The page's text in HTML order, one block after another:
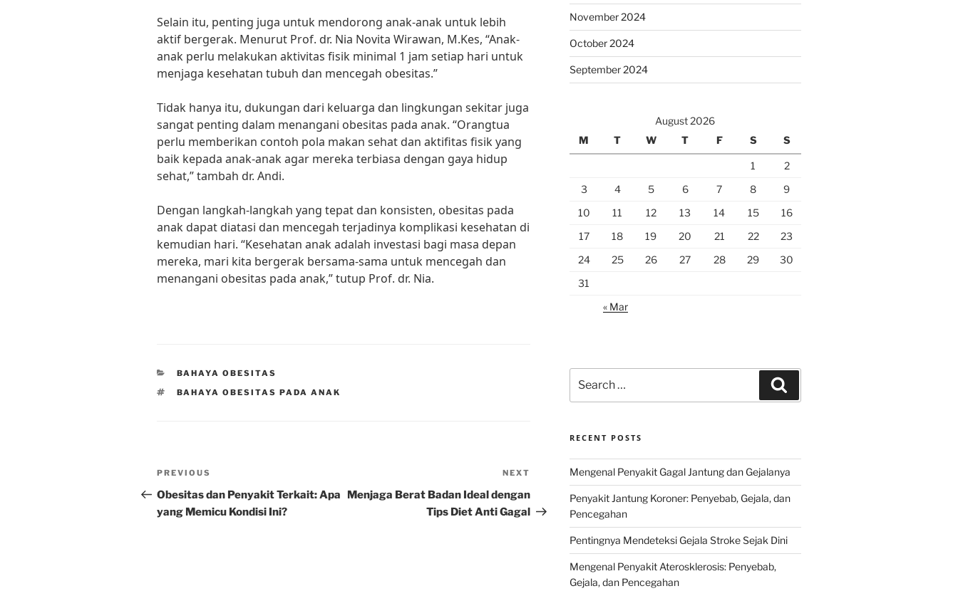
Selain itu, penting juga untuk mendorong anak-anak untuk lebih
aktif bergerak. Menurut Prof. dr. Nia Novita Wirawan, M.Kes, “Anak-
anak perlu melakukan aktivitas fisik minimal 1 jam setiap hari untuk
menjaga kesehatan tubuh dan mencegah obesitas.”
Tidak hanya itu, dukungan dari keluarga dan lingkungan sekitar juga
sangat penting dalam menangani obesitas pada anak. “Orangtua
perlu memberikan contoh pola makan sehat dan aktifitas fisik yang
baik kepada anak-anak agar mereka terbiasa dengan gaya hidup
sehat,” tambah dr. Andi.
Dengan langkah-langkah yang tepat dan konsisten, obesitas pada
anak dapat diatasi dan mencegah terjadinya komplikasi kesehatan di
kemudian hari. “Kesehatan anak adalah investasi bagi masa depan
mereka, mari kita bergerak bersama-sama untuk mencegah dan
menangani obesitas pada anak,” tutup Prof. dr. Nia.
CATEGORIES
BAHAYA OBESITAS
TAGS
BAHAYA OBESITAS PADA ANAK
Post
navigation
Previous
Post
PREVIOUS
Obesitas dan Penyakit Terkait: Apa
yang Memicu Kondisi Ini?
Post
NEXT
Menjaga Berat Badan Ideal dengan
Tips Diet Anti Gagal
November 2024
October 2024
September 2024
August 2026
M
T W T F S S
1
2
3
4 5 6 7 8
9
10
11 12 13 14 15
16
17
18 19 20 21 22
23
24
25 26 27 28 29
30
31
« Mar
for:
RECENT POSTS
Mengenal Penyakit Gagal Jantung dan Gejalanya
Penyakit Jantung Koroner: Penyebab, Gejala, dan
Pencegahan
Pentingnya Mendeteksi Gejala Stroke Sejak Dini
Mengenal Penyakit Aterosklerosis: Penyebab,
Gejala, dan Pencegahan